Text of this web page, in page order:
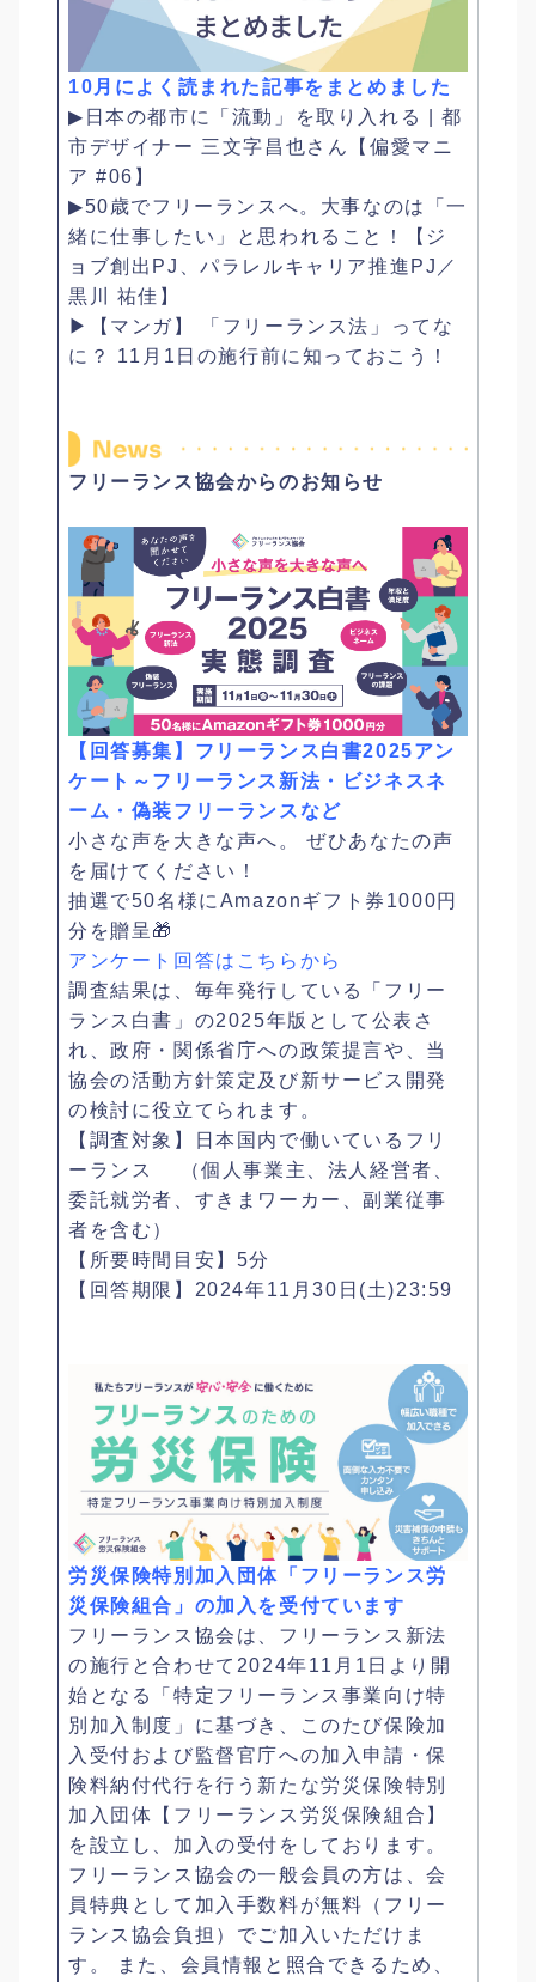
10月によく読まれた記事をまとめました
▶日本の都市に「流動」を取り入れる | 都
市デザイナー 三文字昌也さん【偏愛マニ
ア #06】
▶50歳でフリーランスへ。大事なのは「一
緒に仕事したい」と思われること！【ジ
ョブ創出PJ、パラレルキャリア推進PJ／
黒川 祐佳】
▶【マンガ】 「フリーランス法」ってな
に？ 11月1日の施行前に知っておこう！
フリーランス協会からのお知らせ
【回答募集】フリーランス白書2025アン
ケート～フリーランス新法・ビジネスネ
ーム・偽装フリーランスなど
小さな声を大きな声へ。 ぜひあなたの声
を届けてください！
抽選で50名様にAmazonギフト券1000円
分を贈呈🎁
アンケート回答はこちらから
調査結果は、毎年発行している「フリー
ランス白書」の2025年版として公表さ
れ、政府・関係省庁への政策提言や、当
協会の活動方針策定及び新サービス開発
の検討に役立てられます。
【調査対象】日本国内で働いているフリ
ーランス （個人事業主、法人経営者、
委託就労者、すきまワーカー、副業従事
者を含む）
【所要時間目安】5分
【回答期限】2024年11月30日(土)23:59
労災保険特別加入団体「フリーランス労
災保険組合」の加入を受付ています
フリーランス協会は、フリーランス新法
の施行と合わせて2024年11月1日より開
始となる「特定フリーランス事業向け特
別加入制度」に基づき、このたび保険加
入受付および監督官庁への加入申請・保
険料納付代行を行う新たな労災保険特別
加入団体【フリーランス労災保険組合】
を設立し、加入の受付をしております。
フリーランス協会の一般会員の方は、会
員特典として加入手数料が無料（フリー
ランス協会負担）でご加入いただけま
す。 また、会員情報と照合できるため、